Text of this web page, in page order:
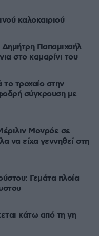
καλοκαιριού
Παπαμιχαήλ
στο καμαρίνι του
το τροχαίο στην
σύγκρουση με
Μονρόε σε
να είχα γεννηθεί στη
Γεμάτα πλοία
κάτω από τη γη